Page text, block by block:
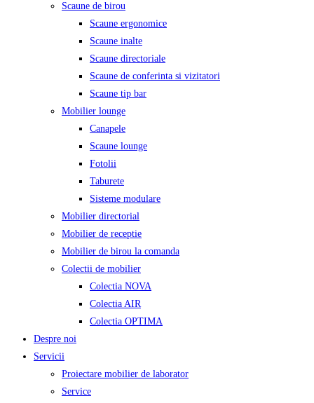
Scaune de birou
Scaune ergonomice
Scaune inalte
Scaune directoriale
Scaune de conferinta si vizitatori
Scaune tip bar
Mobilier lounge
Canapele
Scaune lounge
Fotolii
Taburete
Sisteme modulare
Mobilier directorial
Mobilier de receptie
Mobilier de birou la comanda
Colectii de mobilier
Colectia NOVA
Colectia AIR
Colectia OPTIMA
Despre noi
Servicii
Proiectare mobilier de laborator
Service